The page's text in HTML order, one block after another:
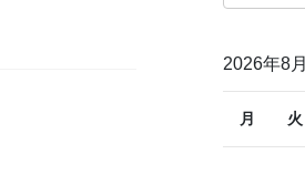
2026年8月
月 火